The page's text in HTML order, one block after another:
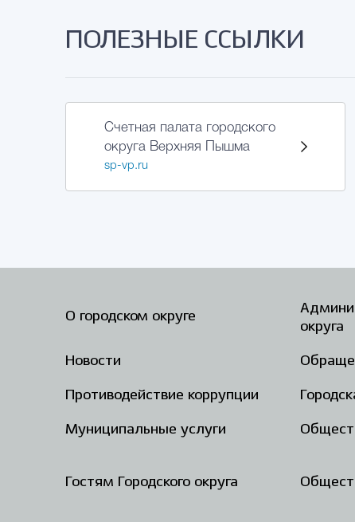
ПОЛЕЗНЫЕ ССЫЛКИ
Счетная палата городского
округа Верхняя Пышма
sp-vp.ru
О городском округе
округа
Новости
Противодействие коррупции
Муниципальные услуги
Гостям Городского округа